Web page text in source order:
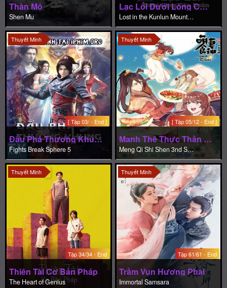
Thần Mộ
Shen Mu
Lạc Lối Dưới Lòng Côn Luân
Lost in the Kunlun Mountains
Thuyết Minh
[ Tập 03/ - End ]
Đấu Phá Thương Khung (Phần 5)
Fights Break Sphere 5
Thuyết Minh
[ Tập 05/12 - End ]
Manh Thê Thực Thần (Phần 3)
Meng Qi Shi Shen 3nd Season
Thuyết Minh
Tập 34/34 - End
Thiên Tài Cơ Bản Pháp
The Heart of Genius
Thuyết Minh
Tập 61/61 - End
Trầm Vụn Hương Phai
Immortal Samsara